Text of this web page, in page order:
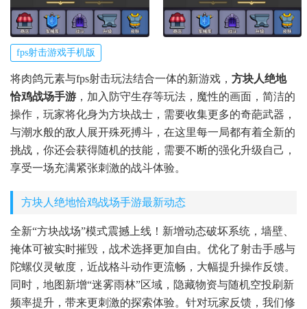
fps射击游戏手机版
将肉鸽元素与fps射击玩法结合一体的新游戏， 方块人绝地
恰鸡战场手游 ，加入防守生存等玩法，魔性的画面，简洁的
操作，玩家将化身为方块战士，需要收集更多的奇葩武器，
与潮水般的敌人展开殊死搏斗，在这里每一局都有着全新的
挑战，你还会获得随机的技能，需要不断的强化升级自己，
享受一场充满紧张刺激的战斗体验。
方块人绝地恰鸡战场手游最新动态
全新“方块战场”模式震撼上线！新增动态破坏系统，墙壁、
掩体可被实时摧毁，战术选择更加自由。优化了射击手感与
陀螺仪灵敏度，近战格斗动作更流畅，大幅提升操作反馈。
同时，地图新增“迷雾雨林”区域，隐藏物资与随机空投刷新
频率提升，带来更刺激的探索体验。针对玩家反馈，我们修